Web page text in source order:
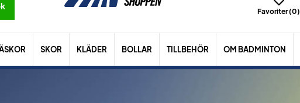
Favoriter (0)
SKOR KLÄDER BOLLAR TILLBEHÖR OM BADMINTON